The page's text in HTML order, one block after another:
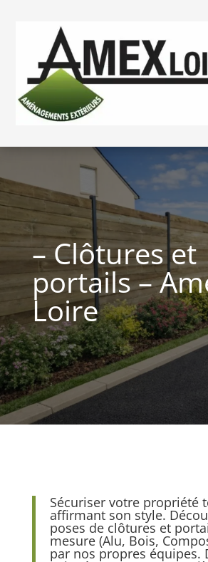
– Clôtures et
portails –
Loire
Sécuriser votre propriété
affirmant son style.
poses de clôtures et
mesure (Alu, Bois,
par nos propres équipes.